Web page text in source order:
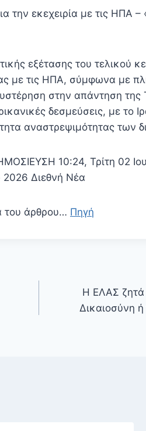
την εκεχειρία με τις ΗΠΑ
εξέτασης του τελικού
με τις ΗΠΑ, σύμφωνα με
στην απάντηση της
δεσμεύσεις, με το
αναστρεψιμότητας των
10:24, Τρίτη 02
Διεθνή Νέα
άρθρου… Πηγή
Η ΕΛΑΣ ζητά
Δικαιοσύνη